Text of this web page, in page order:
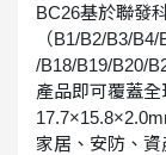
BC26基於聯發
（B1/B2/B3/
/B18/B19/B20/
產品即可覆蓋
家居、安防、